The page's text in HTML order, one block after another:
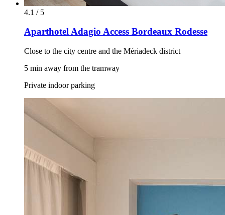
4.1 / 5
Aparthotel Adagio Access Bordeaux Rodesse
Close to the city centre and the Mériadeck district
5 min away from the tramway
Private indoor parking